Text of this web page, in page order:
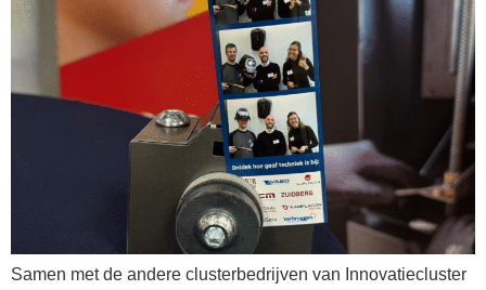
Samen met de andere clusterbedrijven van Innovatiecluster